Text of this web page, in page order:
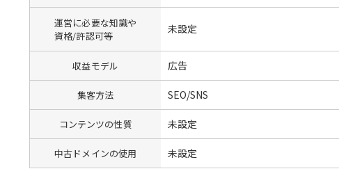
運営に必要な知識や
資格/許認可等
未設定
収益モデル 広告
集客方法 SEO/SNS
コンテンツの性質 未設定
中古ドメインの使用 未設定